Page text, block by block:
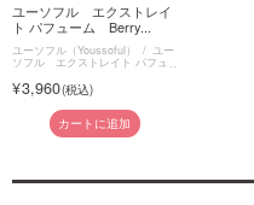
ユーソフル エクストレイ
ト パフューム Berry...
ユーソフル（Youssoful） ユー
ソフル エクストレイト パフュ
3,960
カートに追加